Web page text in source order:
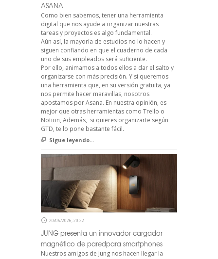
ASANA
Como bien sabemos, tener una herramienta
digital que nos ayude a organizar nuestras
tareas y proyectos es algo fundamental.
Aún así, la mayoría de estudios no lo hacen y
siguen confiando en que el cuaderno de cada
uno de sus empleados será suficiente.
Por ello, animamos a todos ellos a dar el salto y
organizarse con más precisión. Y si queremos
una herramienta que, en su versión gratuita, ya
nos permite hacer maravillas, nosotros
apostamos por Asana. En nuestra opinión, es
mejor que otras herramientas como Trello o
Notion, Además, si quieres organizarte según
GTD, te lo pone bastante fácil.
Sigue leyendo...
20/06/2026, 20:22
JUNG presenta un innovador cargador
magnético de paredpara smartphones
Nuestros amigos de Jung nos hacen llegar la